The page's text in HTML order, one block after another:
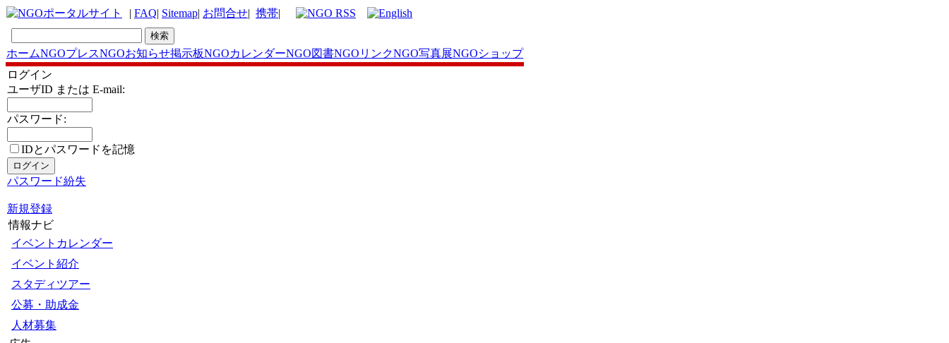
| FAQ| Sitemap| お問合せ| 携帯|
ホームNGOプレスNGOお知らせ掲示板NGOカレンダーNGO図書NGOリンクNGO写真展NGOショップ
ログイン
ユーザID または E-mail:
パスワード:
IDとパスワードを記憶
パスワード紛失
新規登録
情報ナビ
イベントカレンダー
イベント紹介
スタディツアー
公募・助成金
人材募集